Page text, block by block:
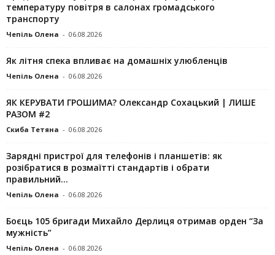
температуру повітря в салонах громадського
транспорту
Чепіль Олена - 06.08.2026
Як літня спека впливає на домашніх улюбленців
Чепіль Олена - 06.08.2026
ЯК КЕРУВАТИ ГРОШИМА? Олександр Сохацький | ЛИШЕ
РАЗОМ #2
Скиба Тетяна - 06.08.2026
Зарядні пристрої для телефонів і планшетів: як
розібратися в розмаїтті стандартів і обрати
правильний...
Чепіль Олена - 06.08.2026
Боєць 105 бригади Михайло Дерлиця отримав орден “За
мужність”
Чепіль Олена - 06.08.2026